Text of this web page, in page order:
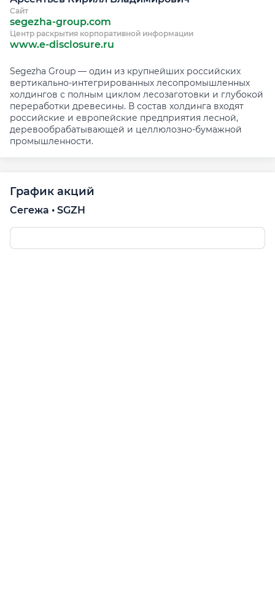
Сайт
segezha-group.com
Центр раскрытия корпоративной информации
www.e-disclosure.ru
Segezha Group — один из крупнейших российских
вертикально-интегрированных лесопромышленных
холдингов с полным циклом лесозаготовки и глубокой
переработки древесины. В состав холдинга входят
российские и европейские предприятия лесной,
деревообрабатывающей и целлюлозно-бумажной
промышленности.
График акций
Сегежа • SGZH